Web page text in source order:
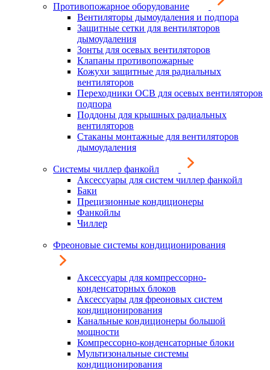
Противопожарное оборудование
Вентиляторы дымоудаления и подпора
Защитные сетки для вентиляторов
дымоудаления
Зонты для осевых вентиляторов
Клапаны противопожарные
Кожухи защитные для радиальных
вентиляторов
Переходники ОСВ для осевых вентиляторов
подпора
Поддоны для крышных радиальных
вентиляторов
Стаканы монтажные для вентиляторов
дымоудаления
Системы чиллер фанкойл
Аксессуары для систем чиллер фанкойл
Баки
Прецизионные кондиционеры
Фанкойлы
Чиллер
Фреоновые системы кондиционирования
Аксессуары для компрессорно-
конденсаторных блоков
Аксессуары для фреоновых систем
кондиционирования
Канальные кондиционеры большой
мощности
Компрессорно-конденсаторные блоки
Мультизональные системы
кондиционирования